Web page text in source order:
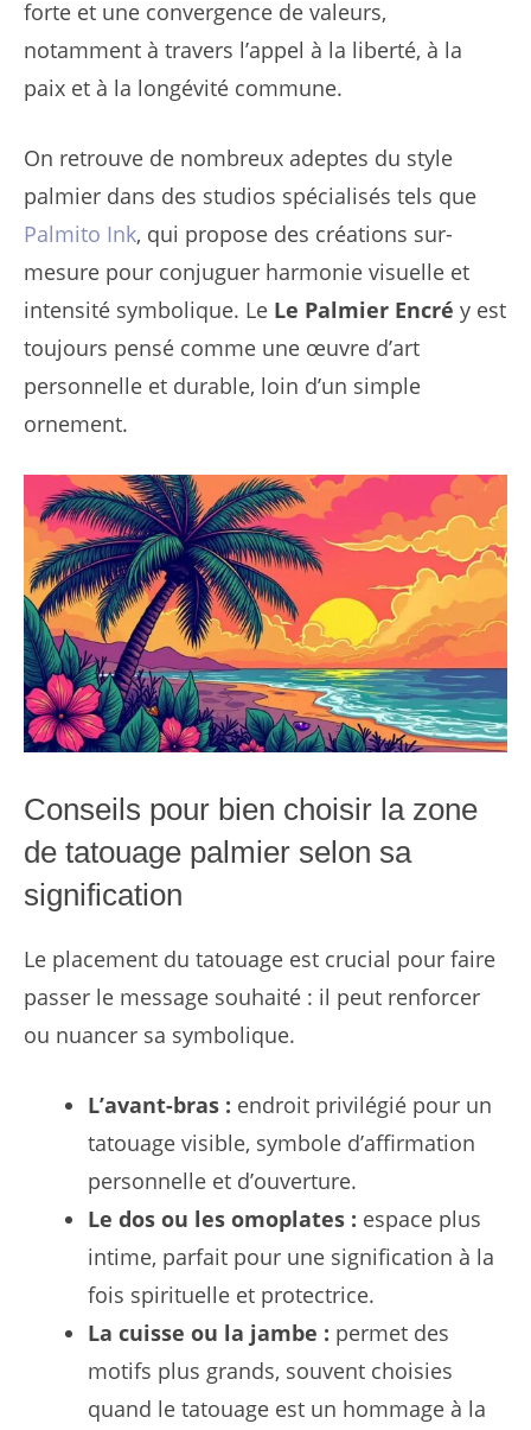
forte et une convergence de valeurs,
notamment à travers l’appel à la liberté, à la
paix et à la longévité commune.
On retrouve de nombreux adeptes du style
palmier dans des studios spécialisés tels que
Palmito Ink, qui propose des créations sur-
mesure pour conjuguer harmonie visuelle et
intensité symbolique. Le Le Palmier Encré y est
toujours pensé comme une œuvre d’art
personnelle et durable, loin d’un simple
ornement.
Conseils pour bien choisir la zone
de tatouage palmier selon sa
signification
Le placement du tatouage est crucial pour faire
passer le message souhaité : il peut renforcer
ou nuancer sa symbolique.
L’avant-bras : endroit privilégié pour un
tatouage visible, symbole d’affirmation
personnelle et d’ouverture.
Le dos ou les omoplates : espace plus
intime, parfait pour une signification à la
fois spirituelle et protectrice.
La cuisse ou la jambe : permet des
motifs plus grands, souvent choisies
quand le tatouage est un hommage à la